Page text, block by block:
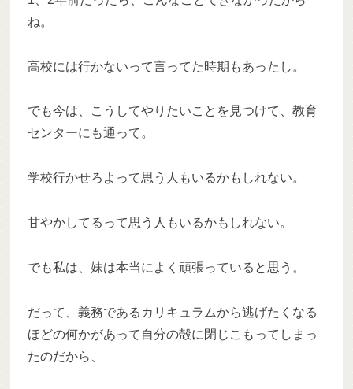
ね。
高校には行かないって言ってた時期もあったし。
でも今は、こうしてやりたいことを見つけて、教育
センターにも通って。
学校行かせろよって思う人もいるかもしれない。
甘やかしてるって思う人もいるかもしれない。
でも私は、妹は本当によく頑張っていると思う。
だって、義務であるカリキュラムから逃げたくなる
ほどの何かがあって自分の殻に閉じこもってしまっ
たのだから、